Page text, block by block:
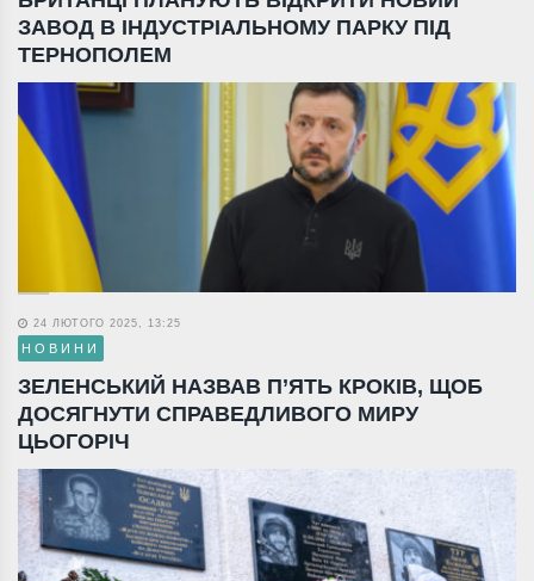
ЗАВОД В ІНДУСТРІАЛЬНОМУ ПАРКУ ПІД
ТЕРНОПОЛЕМ
24 ЛЮТОГО 2025, 13:25
НОВИНИ
ЗЕЛЕНСЬКИЙ НАЗВАВ П’ЯТЬ КРОКІВ, ЩОБ
ДОСЯГНУТИ СПРАВЕДЛИВОГО МИРУ
ЦЬОГОРІЧ